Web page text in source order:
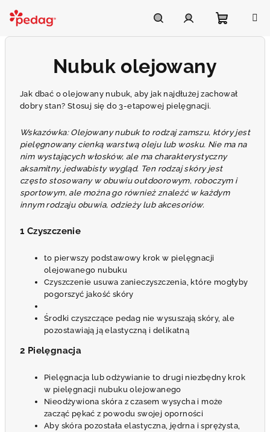
do
treści
SzukajZaloguj
się
Koszyk
Nubuk olejowany
Jak dbać o olejowany nubuk, aby jak najdłużej zachował
dobry stan? Stosuj się do 3-etapowej pielęgnacji.
Wskazówka: Olejowany nubuk to rodzaj zamszu, który jest
pielęgnowany cienką warstwą oleju lub wosku. Nie ma na
nim wystających włosków, ale ma charakterystyczny
aksamitny, jedwabisty wygląd. Ten rodzaj skóry jest
często stosowany w obuwiu outdoorowym, roboczym i
sportowym, ale można go również znaleźć w każdym
innym rodzaju obuwia, odzieży lub akcesoriów.
1 Czyszczenie
to pierwszy podstawowy krok w pielęgnacji
olejowanego nubuku
Czyszczenie usuwa zanieczyszczenia, które mogłyby
pogorszyć jakość skóry
Środki czyszczące pedag nie wysuszają skóry, ale
pozostawiają ją elastyczną i delikatną
2 Pielęgnacja
Pielęgnacja lub odżywianie to drugi niezbędny krok
w pielęgnacji nubuku olejowanego
Nieodżywiona skóra z czasem wysycha i może
zacząć pękać z powodu swojej oporności
Aby skóra pozostała elastyczna, jędrna i sprężysta,
Asistent Pedag